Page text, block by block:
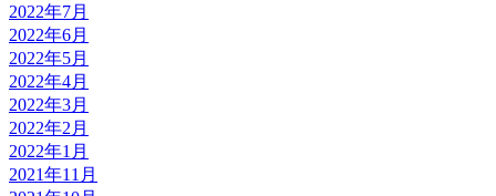
2022年7月
2022年6月
2022年5月
2022年4月
2022年3月
2022年2月
2022年1月
2021年11月